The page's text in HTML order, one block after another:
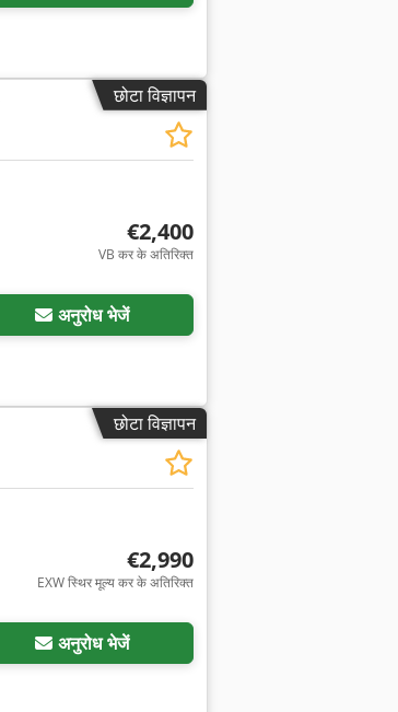
छोटा विज्ञापन
€2,400
VB कर के अतिरिक्त
अनुरोध भेजें
छोटा विज्ञापन
€2,990
EXW स्थिर मूल्य कर के अतिरिक्त
अनुरोध भेजें